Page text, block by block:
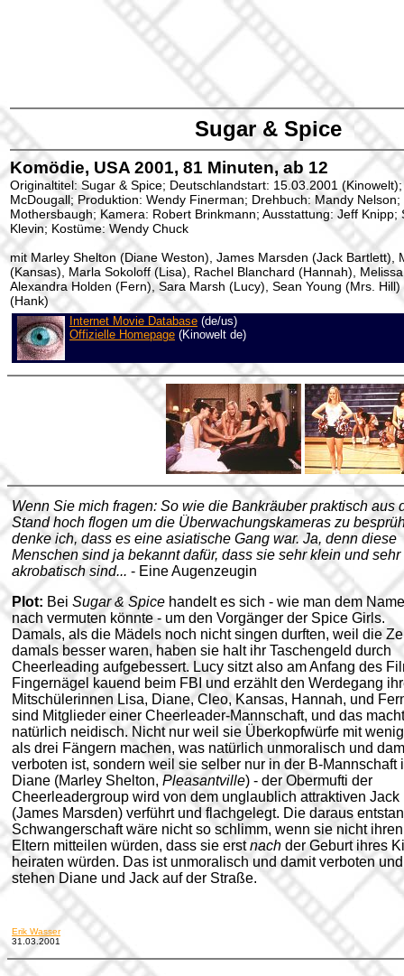
Sugar & Spice
Komödie, USA 2001, 81 Minuten, ab 12
Originaltitel: Sugar & Spice; Deutschlandstart: 15.03.2001
McDougall; Produktion: Wendy Finerman; Drehbuch: Mandy
Mothersbaugh; Kamera: Robert Brinkmann; Ausstattung: Jeff Knipp;
Klevin; Kostüme: Wendy Chuck
mit Marley Shelton (Diane Weston), James Marsden (Jack Bartlett),
(Kansas), Marla Sokoloff (Lisa), Rachel Blanchard (Hannah),
Alexandra Holden (Fern), Sara Marsh (Lucy), Sean Young (Mrs. Hill)
(Hank)
Internet Movie Database (de/us)
Offizielle Homepage (Kinowelt de)
Wenn Sie mich fragen: So wie die Bankräuber praktisch aus
Stand hoch flogen um die Überwachungskameras zu
denke ich, dass es eine asiatische Gang war. Ja, denn diese
Menschen sind ja bekannt dafür, dass sie sehr klein und sehr
akrobatisch sind... - Eine Augenzeugin
Plot: Bei Sugar & Spice handelt es sich - wie man dem
nach vermuten könnte - um den Vorgänger der Spice Girls.
Damals, als die Mädels noch nicht singen durften, weil die
damals besser waren, haben sie halt ihr Taschengeld durch
Cheerleading aufgebessert. Lucy sitzt also am Anfang des
Fingernägel kauend beim FBI und erzählt den Werdegang
Mitschülerinnen Lisa, Diane, Cleo, Kansas, Hannah, und
sind Mitglieder einer Cheerleader-Mannschaft, und das macht
natürlich neidisch. Nicht nur weil sie Überkopfwürfe mit
als drei Fängern machen, was natürlich unmoralisch und
verboten ist, sondern weil sie selber nur in der B-Mannschaft
Diane (Marley Shelton, Pleasantville) - der Obermufti der
Cheerleadergroup wird von dem unglaublich attraktiven Jack
(James Marsden) verführt und flachgelegt. Die daraus
Schwangerschaft wäre nicht so schlimm, wenn sie nicht ihren
Eltern mitteilen würden, dass sie erstnach der Geburt ihres
heiraten würden. Das ist unmoralisch und damit verboten
stehen Diane und Jack auf der Straße.
Erik Wasser
31.03.2001